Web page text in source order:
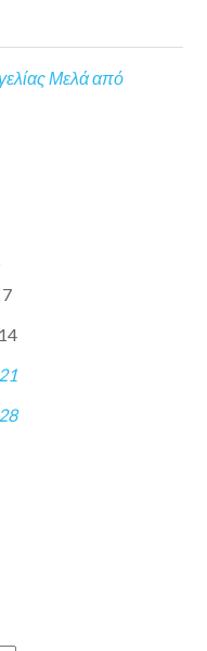
Μελά από
7
14
21
28